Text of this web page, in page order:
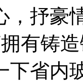
，抒豪
有铸
下省内